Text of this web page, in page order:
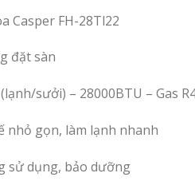
Casper FH-28Tl22
đặt sàn
sưởi) – 28000BTU – Gas
nhỏ gọn, làm lạnh nhanh
sử dụng, bảo dưỡng